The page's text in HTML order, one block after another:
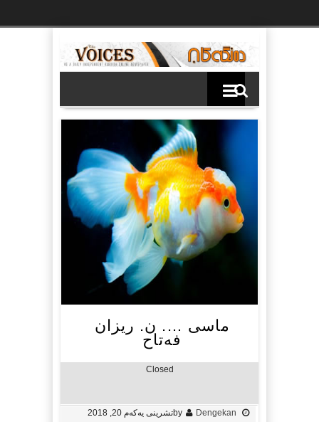
ماسی …. ن. ریزان
فەتاح
Closed
by Dengekan
تشرینی یه‌كه‌م 20, 2018